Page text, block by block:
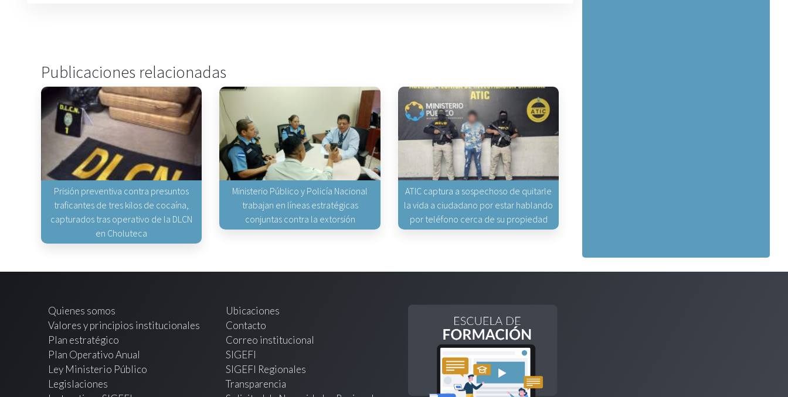
Publicaciones relacionadas
Prisión preventiva contra presuntos
traficantes de tres kilos de cocaína,
capturados tras operativo de la DLCN
en Choluteca
Ministerio Público y Policía Nacional
trabajan en líneas estratégicas
conjuntas contra la extorsión
ATIC captura a sospechoso de quitarle
la vida a ciudadano por estar hablando
por teléfono cerca de su propiedad
Quienes somos
Valores y principios institucionales
Plan estratégico
Plan Operativo Anual
Ley Ministerio Público
Legislaciones
Ubicaciones
Contacto
Correo institucional
SIGEFI
SIGEFI Regionales
Transparencia